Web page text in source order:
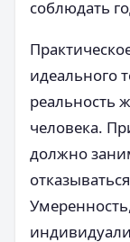
соблюдать
идеального
реальность
человека.
должно